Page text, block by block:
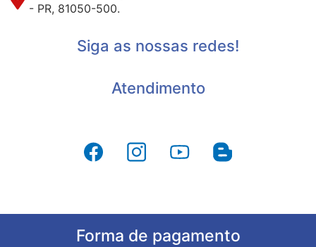
- PR, 81050-500.
Siga as nossas redes!
Atendimento
Forma de pagamento